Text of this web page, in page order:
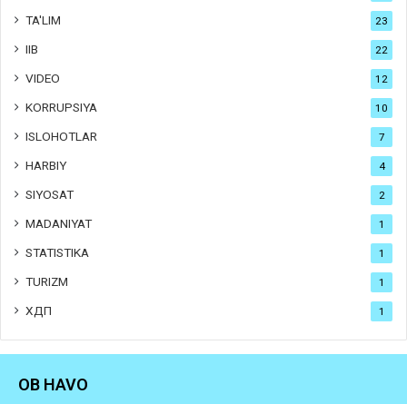
TA'LIM 23
IIB 22
VIDEO 12
KORRUPSIYA 10
ISLOHOTLAR 7
HARBIY 4
SIYOSAT 2
MADANIYAT 1
STATISTIKA 1
TURIZM 1
ХДП 1
OB HAVO